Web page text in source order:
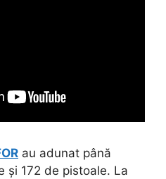
au adunat până
și 172 de pistoale. La